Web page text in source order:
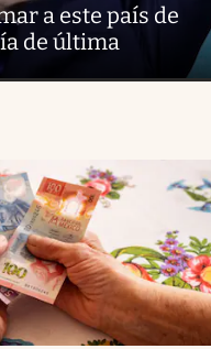
a este país de
de última